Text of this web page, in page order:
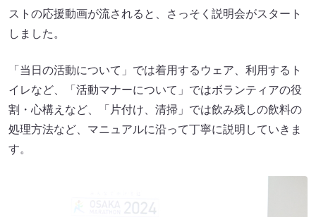
ストの応援動画が流されると、さっそく説明会がスタート
しました。
「当日の活動について」では着用するウェア、利用するト
イレなど、「活動マナーについて」ではボランティアの役
割・心構えなど、「片付け、清掃」では飲み残しの飲料の
処理方法など、マニュアルに沿って丁寧に説明していきま
す。